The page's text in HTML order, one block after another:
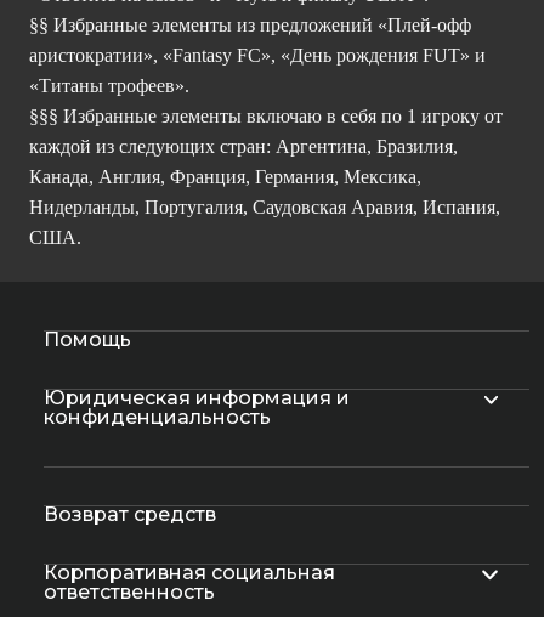
§§ Избранные элементы из предложений «Плей-офф
аристократии», «Fantasy FC», «День рождения FUT» и
«Титаны трофеев».
§§§ Избранные элементы включаю в себя по 1 игроку от
каждой из следующих стран: Аргентина, Бразилия,
Канада, Англия, Франция, Германия, Мексика,
Нидерланды, Португалия, Саудовская Аравия, Испания,
США.
Помощь
Юридическая информация и
конфиденциальность
Возврат средств
Корпоративная социальная
ответственность